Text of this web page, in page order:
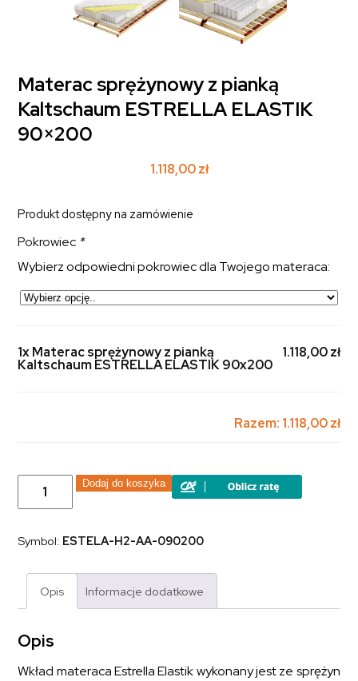
Materac sprężynowy z pianką
Kaltschaum ESTRELLA ELASTIK
90×200
1.118,00zł
Produkt dostępny na zamówienie
Pokrowiec *
Wybierz odpowiedni pokrowiec dla Twojego materaca:
1x Materac sprężynowy z pianką
Kaltschaum ESTRELLA ELASTIK 90x200
1.118,00 zł
Razem: 1.118,00 zł
ilość
Materac
sprężynowy
Kaltschaum
ELASTIK
Dodaj do koszyka
Symbol: ESTELA-H2-AA-090200
Opis Informacje dodatkowe
Opis
Wkład materaca Estrella Elastik wykonany jest ze sprężyn